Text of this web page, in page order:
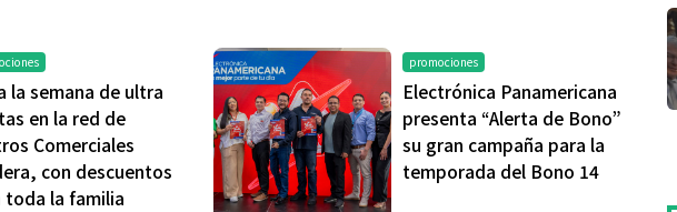
la semana de ultra
en la red de
Comerciales
con descuentos
toda la familia
promociones
Electrónica Panamericana
presenta “Alerta de Bono”
su gran campaña para la
temporada del Bono 14